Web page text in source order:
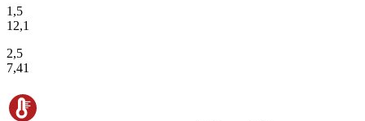
1,5
12,1
2,5
7,41